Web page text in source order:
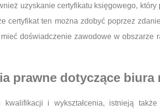
uzyskanie certyfikatu księgowego,
certyfikat ten można zdobyć poprzez
doświadczenie zawodowe w
prawne dotyczące biura
kwalifikacji i wykształcenia, istnieją